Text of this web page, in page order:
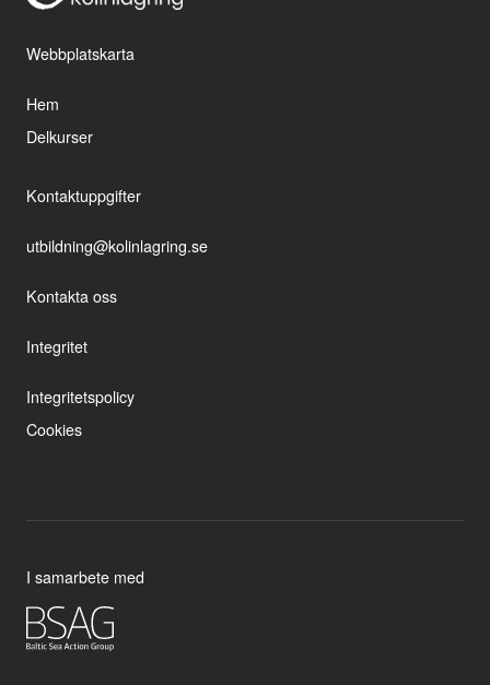
Webbplatskarta
Hem
Delkurser
Kontaktuppgifter
utbildning@kolinlagring.se
Kontakta oss
Integritet
Integritetspolicy
Cookies
I samarbete med